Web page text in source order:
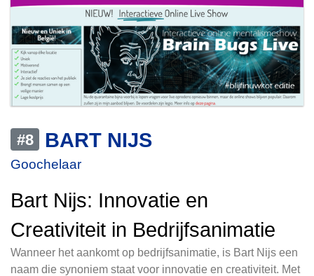
#8 BART NIJS
Goochelaar
Bart Nijs: Innovatie en
Creativiteit in Bedrijfsanimatie
Wanneer het aankomt op bedrijfsanimatie, is Bart Nijs een
naam die synoniem staat voor innovatie en creativiteit. Met